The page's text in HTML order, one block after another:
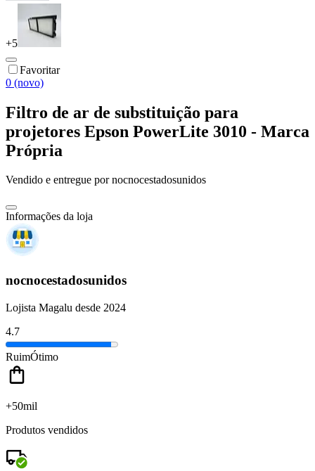
+5
Favoritar
0 (novo)
Filtro de ar de substituição para
projetores Epson PowerLite 3010 - Marca
Própria
Vendido e entregue por nocnocestadosunidos
Informações da loja
nocnocestadosunidos
Lojista Magalu desde 2024
4.7
RuimÓtimo
+50mil
Produtos vendidos